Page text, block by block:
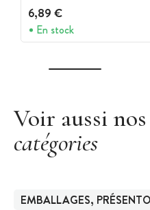
6,89 €
En stock
Voir aussi
catégories
EMBALLAGES,